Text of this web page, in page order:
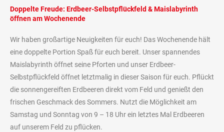
Doppelte Freude: Erdbeer-Selbstpflückfeld & Maislabyrinth
öffnen am Wochenende
Wir haben großartige Neuigkeiten für euch! Das Wochenende hält
eine doppelte Portion Spaß für euch bereit. Unser spannendes
Maislabyrinth öffnet seine Pforten und unser Erdbeer-
Selbstpflückfeld öffnet letztmalig in dieser Saison für euch. Pflückt
die sonnengereiften Erdbeeren direkt vom Feld und genießt den
frischen Geschmack des Sommers. Nutzt die Möglichkeit am
Samstag und Sonntag von 9 – 18 Uhr ein letztes Mal Erdbeeren
auf unserem Feld zu pflücken.